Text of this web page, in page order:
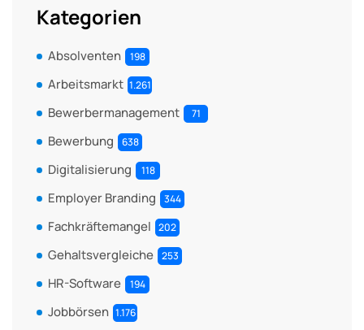
Kategorien
Absolventen 198
Arbeitsmarkt 1.261
Bewerbermanagement 71
Bewerbung 638
Digitalisierung 118
Employer Branding 344
Fachkräftemangel 202
Gehaltsvergleiche 253
HR-Software 194
Jobbörsen 1.176